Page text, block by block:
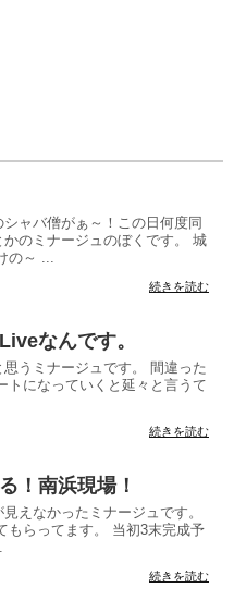
ャバ僧がぁ～！この日何度同
かのミナージュのぼくです。 城
の～ ...
続きを読む
なんです。
思うミナージュです。 間違った
トになっていくと延々と言うて
続きを読む
！南浜現場！
えなかったミナージュです。
もらってます。 当初3末完成予
続きを読む